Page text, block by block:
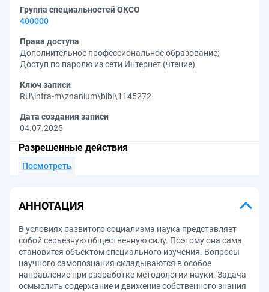
Группа специальностей ОКСО
400000
Права доступа
Дополнительное профессиональное образование;
Доступ по паролю из сети Интернет (чтение)
Ключ записи
RU\infra-m\znanium\bibl\1145272
Дата создания записи
04.07.2025
Разрешенные действия
Посмотреть
АННОТАЦИЯ
В условиях развитого социализма наука представляет
собой серьезную общественную силу. Поэтому она сама
становится объектом специального изучения. Вопросы
научного самопознания складываются в особое
направление при разработке методологии науки. Задача
осмыслить содержание и движение собственного знания